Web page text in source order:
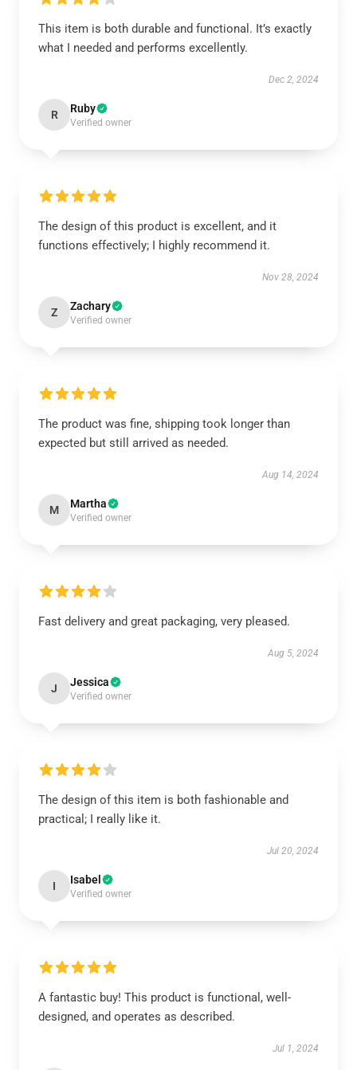
This item is both durable and functional. It’s exactly
what I needed and performs excellently.
Dec 2, 2024
R Ruby
Verified owner
The design of this product is excellent, and it
functions effectively; I highly recommend it.
Nov 28, 2024
Z Zachary
Verified owner
The product was fine, shipping took longer than
expected but still arrived as needed.
Aug 14, 2024
M Martha
Verified owner
Fast delivery and great packaging, very pleased.
Aug 5, 2024
J Jessica
Verified owner
The design of this item is both fashionable and
practical; I really like it.
Jul 20, 2024
I Isabel
Verified owner
A fantastic buy! This product is functional, well-
designed, and operates as described.
Jul 1, 2024